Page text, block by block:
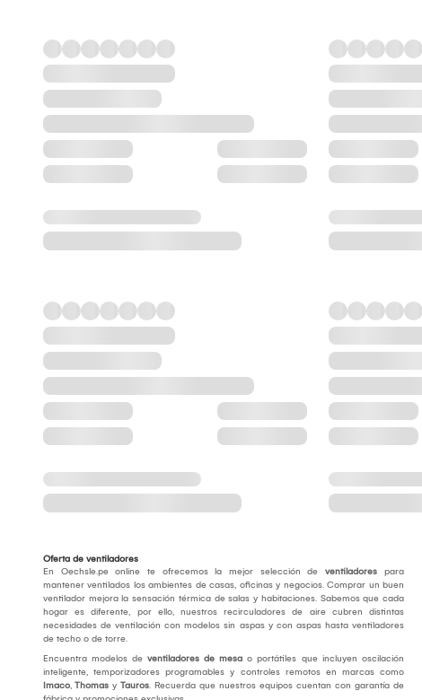
Oferta de ventiladores
En Oechsle.pe online te ofrecemos la mejor selección de ventiladores para
mantener ventilados los ambientes de casas, oficinas y negocios. Comprar un buen
ventilador mejora la sensación térmica de salas y habitaciones. Sabemos que cada
hogar es diferente, por ello, nuestros recirculadores de aire cubren distintas
necesidades de ventilación con modelos sin aspas y con aspas hasta ventiladores
de techo o de torre.
Encuentra modelos de ventiladores de mesa o portátiles que incluyen oscilación
inteligente, temporizadores programables y controles remotos en marcas como
Imaco, Thomas y Tauros. Recuerda que nuestros equipos cuentan con garantía de